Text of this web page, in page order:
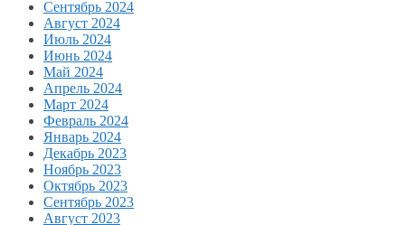
Сентябрь 2024
Август 2024
Июль 2024
Июнь 2024
Май 2024
Апрель 2024
Март 2024
Февраль 2024
Январь 2024
Декабрь 2023
Ноябрь 2023
Октябрь 2023
Сентябрь 2023
Август 2023